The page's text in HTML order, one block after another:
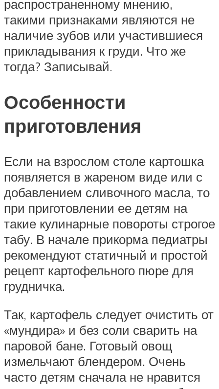
распространенному мнению,
такими признаками являются не
наличие зубов или участившиеся
прикладывания к груди. Что же
тогда? Записывай.
Особенности
приготовления
Если на взрослом столе картошка
появляется в жареном виде или с
добавлением сливочного масла, то
при приготовлении ее детям на
такие кулинарные повороты строгое
табу. В начале прикорма педиатры
рекомендуют статичный и простой
рецепт картофельного пюре для
грудничка.
Так, картофель следует очистить от
«мундира» и без соли сварить на
паровой бане. Готовый овощ
измельчают блендером. Очень
часто детям сначала не нравится